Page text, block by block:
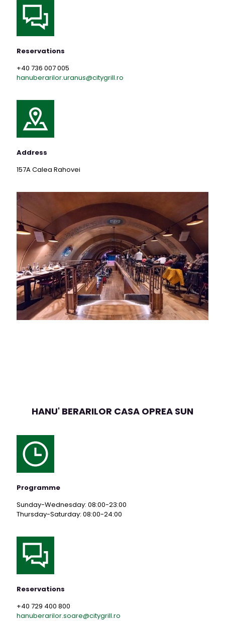
Reservations
+40 736 007 005
hanuberarilor.uranus@citygrill.ro
Address
157A Calea Rahovei
HANU' BERARILOR CASA OPREA SUN
Programme
Sunday-Wednesday: 08:00-23:00
Thursday-Saturday: 08:00-24:00
Reservations
+40 729 400 800
hanuberarilor.soare@citygrill.ro